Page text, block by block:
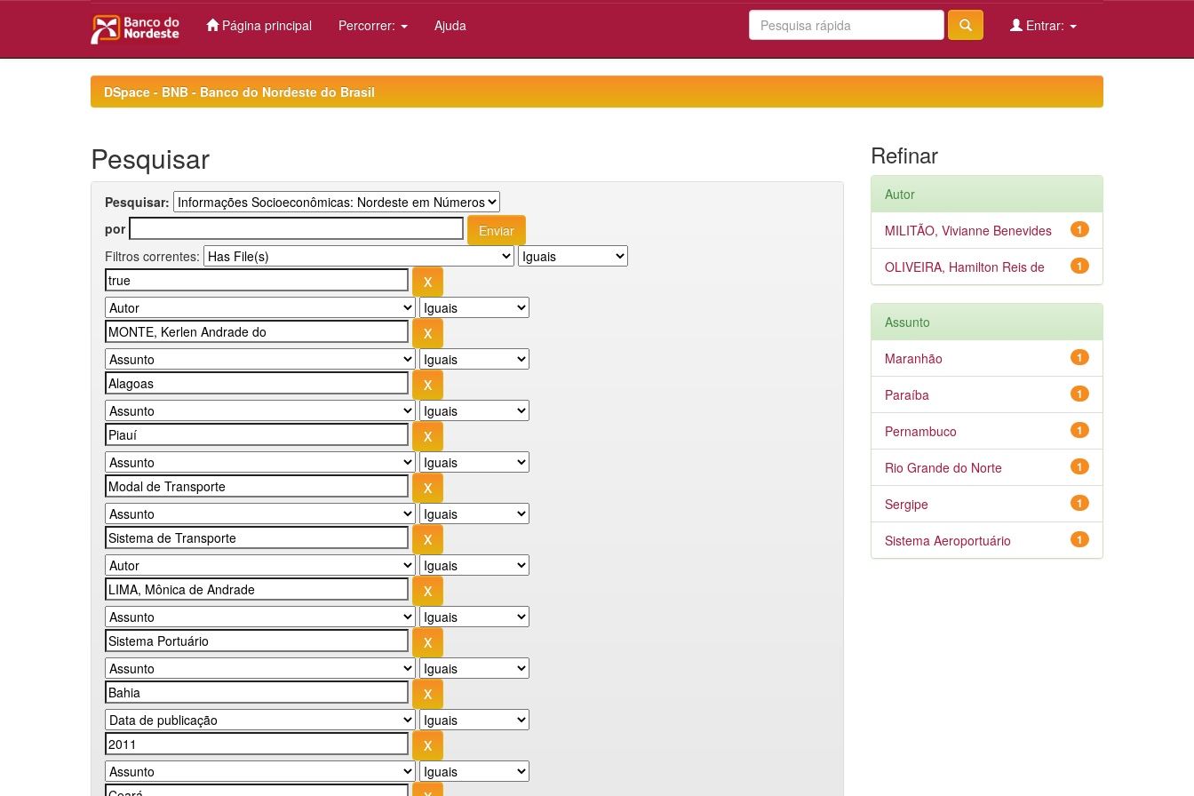
Página principal Percorrer: Ajuda Entrar:
DSpace - BNB - Banco do Nordeste do Brasil
Pesquisar
Pesquisar:
por
Filtros correntes:
Refinar
Autor
1
MILITÃO, Vivianne Benevides
1
OLIVEIRA, Hamilton Reis de
Assunto
1
Maranhão
1
Paraíba
1
Pernambuco
1
Rio Grande do Norte
1
Sergipe
1
Sistema Aeroportuário